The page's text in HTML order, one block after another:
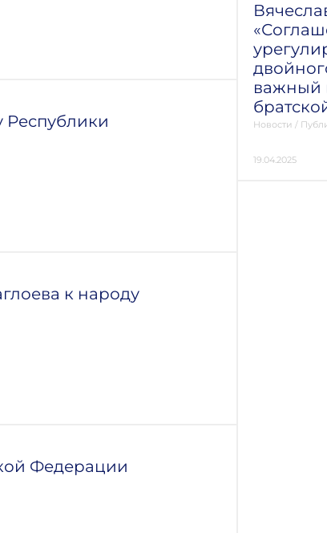
к народу
Федерации
важный
Новости /
19.04.2025